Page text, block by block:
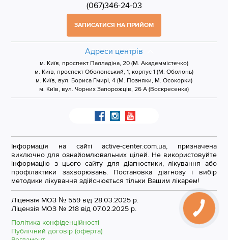
(067)346-24-03
ЗАПИСАТИСЯ НА ПРИЙОМ
Адреси центрів
м. Київ, проспект Палладіна, 20 (М. Академмістечко)
м. Київ, проспект Оболонський, 1; корпус 1 (М. Оболонь)
м. Київ, вул. Бориса Гмирі, 4 (М. Позняки, М. Осокорки)
м. Київ, вул. Чорних Запорожців, 26 А (Воскресенка)
Ліцензія МОЗ № 559 від 28.03.2025 р.
Ліцензія МОЗ № 218 від 07.02.2025 р.
Політика конфіденційності
Публічний договір (оферта)
Інформація на сайті active-center.com.ua, призначена
виключно для ознайомлювальних цілей. Не використовуйте
інформацію з цього сайту для діагностики, лікування або
профілактики захворювань. Постановка діагнозу і вибір
методики лікування здійснюється тільки Вашим лікарем!